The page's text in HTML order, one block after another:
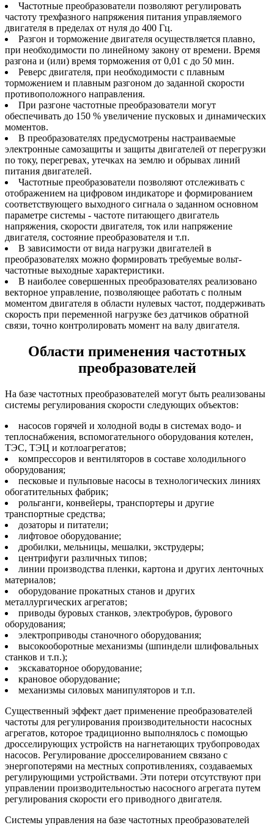
Частотные преобразователи позволяют регулировать
частоту трехфазного напряжения питания управляемого
двигателя в пределах от нуля до 400 Гц.
Разгон и торможение двигателя осуществляется плавно,
при необходимости по линейному закону от времени. Время
разгона и (или) время торможения от 0,01 с до 50 мин.
Реверс двигателя, при необходимости с плавным
торможением и плавным разгоном до заданной скорости
противоположного направления.
При разгоне частотные преобразователи могут
обеспечивать до 150 % увеличение пусковых и динамических
моментов.
В преобразователях предусмотрены настраиваемые
электронные самозащиты и защиты двигателей от перегрузки
по току, перегревах, утечках на землю и обрывах линий
питания двигателей.
Частотные преобразователи позволяют отслеживать с
отображением на цифровом индикаторе и формированием
соответствующего выходного сигнала о заданном основном
параметре системы - частоте питающего двигатель
напряжения, скорости двигателя, ток или напряжение
двигателя, состояние преобразователя и т.п.
В зависимости от вида нагрузки двигателей в
преобразователях можно формировать требуемые вольт-
частотные выходные характеристики.
В наиболее совершенных преобразователях реализовано
векторное управление, позволяющее работать с полным
моментом двигателя в области нулевых частот, поддерживать
скорость при переменной нагрузке без датчиков обратной
связи, точно контролировать момент на валу двигателя.
Области применения частотных
преобразователей
На базе частотных преобразователей могут быть реализованы
системы регулирования скорости следующих объектов:
насосов горячей и холодной воды в системах водо- и
теплоснабжения, вспомогательного оборудования котелен,
ТЭС, ТЭЦ и котлоагрегатов;
компрессоров и вентиляторов в составе холодильного
оборудования;
песковые и пульповые насосы в технологических линиях
обогатительных фабрик;
рольганги, конвейеры, транспортеры и другие
транспортные средства;
дозаторы и питатели;
лифтовое оборудование;
дробилки, мельницы, мешалки, экструдеры;
центрифуги различных типов;
линии производства пленки, картона и других ленточных
материалов;
оборудование прокатных станов и других
металлургических агрегатов;
приводы буровых станков, электробуров, бурового
оборудования;
электроприводы станочного оборудования;
высокооборотные механизмы (шпиндели шлифовальных
станков и т.п.);
экскаваторное оборудование;
крановое оборудование;
механизмы силовых манипуляторов и т.п.
Существенный эффект дает применение преобразователей
частоты для регулирования производительности насосных
агрегатов, которое традиционно выполнялось с помощью
дросселирующих устройств на нагнетающих трубопроводах
насосов. Регулирование дросселированием связано с
энергопотерями на местных сопротивлениях, создаваемых
регулирующими устройствами. Эти потери отсутствуют при
управлении производительностью насосного агрегата путем
регулирования скорости его приводного двигателя.
Системы управления на базе частотных преобразователей